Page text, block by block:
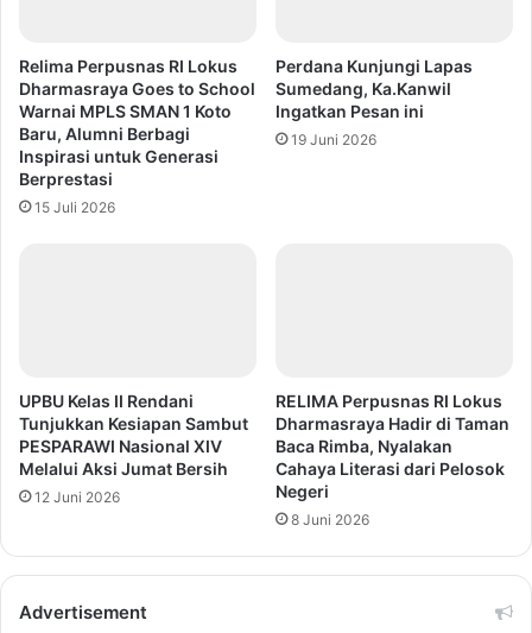
Relima Perpusnas RI Lokus
Dharmasraya Goes to School
Warnai MPLS SMAN 1 Koto
Baru, Alumni Berbagi
Inspirasi untuk Generasi
Berprestasi
15 Juli 2026
Perdana Kunjungi Lapas
Sumedang, Ka.Kanwil
Ingatkan Pesan ini
19 Juni 2026
UPBU Kelas II Rendani
Tunjukkan Kesiapan Sambut
PESPARAWI Nasional XIV
Melalui Aksi Jumat Bersih
12 Juni 2026
RELIMA Perpusnas RI Lokus
Dharmasraya Hadir di Taman
Baca Rimba, Nyalakan
Cahaya Literasi dari Pelosok
Negeri
8 Juni 2026
Advertisement